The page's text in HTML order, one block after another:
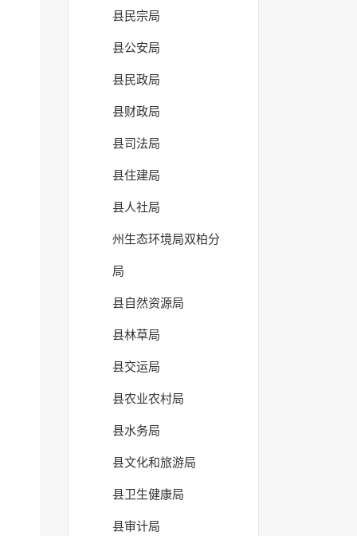
县民宗局
县公安局
县民政局
县财政局
县司法局
县住建局
县人社局
州生态环境局双柏分
局
县自然资源局
县林草局
县交运局
县农业农村局
县水务局
县文化和旅游局
县卫生健康局
县审计局